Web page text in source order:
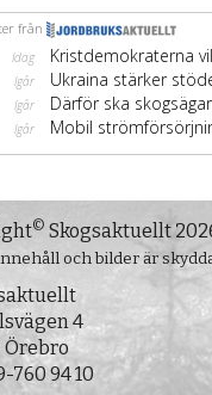
© Skogsaktuellt
och bilder är
4
Örebro
760 94 10